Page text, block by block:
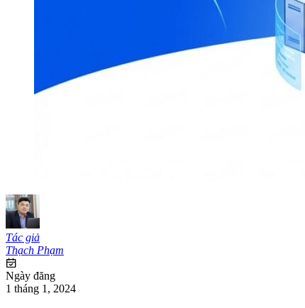
Tác giả
Thạch Phạm
Ngày đăng
1 tháng 1, 2024